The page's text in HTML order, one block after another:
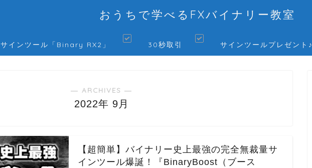
おうちで学べるFXバイナリー教室
サインツール「Binary RX2」 30秒取引 サインツールプレゼント♪
― ARCHIVES ―
2022年 9月
【超簡単】バイナリー史上最強の完全無裁量サ
インツール爆誕！『BinaryBoost（ブース